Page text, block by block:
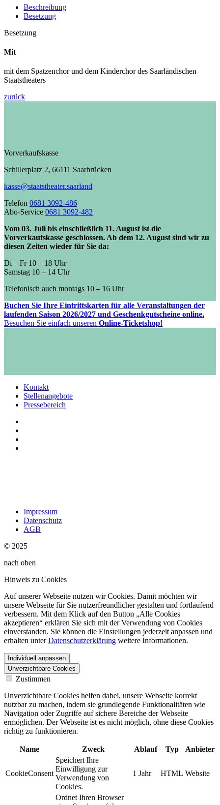
Beschreibung
Besetzung
Besetzung
Mit
mit dem Spatzenchor und dem Kinderchor des Saarländischen
Staatstheaters
zurück
Vorverkaufskasse
Schillerplatz 2, 66111 Saarbrücken
kasse@staatstheater.saarland
Telefon 0681 3092-486
Abo-Service 0681 3092-482
Vom 03. Juli bis einschließlich 11. August ist die
Vorverkaufskasse geschlossen. Ab dem 12. August sind wir zu
diesen Zeiten wieder für Sie da:
Di – Fr 10 – 18 Uhr
Samstag 10 – 14 Uhr
Telefonisch auch montags 10 – 16 Uhr
Buchen Sie Ihre Eintrittskarten für alle Veranstaltungen der
laufenden Saison 2026/2027 und Geschenkgutscheine online.
Besuchen Sie einfach unseren Online-Ticketshop!
Kontakt
Stellenangebote
Pressebereich
Impressum
Datenschutz
AGB
© 2025
nach oben
Hinweis zu Cookies
Auf unserer Webseite nutzen wir Cookies. Damit möchten wir
unsere Webseite für Sie nutzerfreundlicher gestalten und fortlaufend
verbessern. Mit dem Klick auf den Button „Alle Cookies
akzeptieren“ erklären Sie sich mit der Verwendung von Cookies
einverstanden. Sie können die Einstellungen jederzeit anpassen und
erhalten unterDatenschutzerklärung weitere Informationen.
Individuell anpassen
Unverzichtbare Cookies
Zustimmen
Unverzichtbare Cookies helfen dabei, unsere Webseite korrekt
nutzbar zu machen, indem sie grundlegende Funktionalitäten wie
Navigation oder Zugriffe auf sichere Bereiche der Webseite
ermöglichen. Der Webseite ist es nicht möglich, ohne diese Cookies
richtig zu funktionieren.
Name Zweck Ablauf Typ Anbieter
CookieConsent
Speichert Ihre
Einwilligung zur
Verwendung von
Cookies.
1 Jahr HTML Website
Ordnet Ihren Browser